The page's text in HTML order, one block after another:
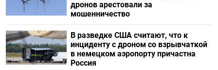
дронов арестовали за
мошенничество
В разведке США считают, что к
инциденту с дроном со взрывчаткой
в немецком аэропорту причастна
Россия